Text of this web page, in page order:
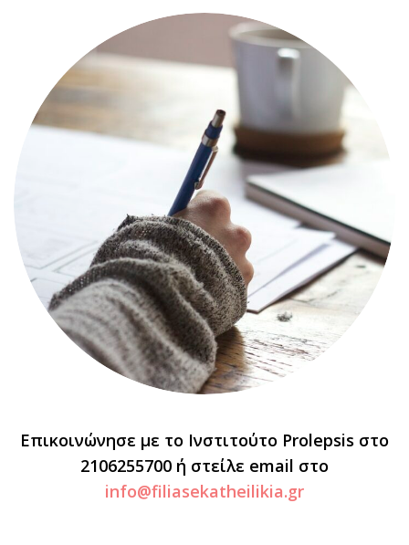
Επικοινώνησε με το Ινστιτούτο Prolepsis στο
2106255700 ή στείλε email στο
info@filiasekatheilikia.gr